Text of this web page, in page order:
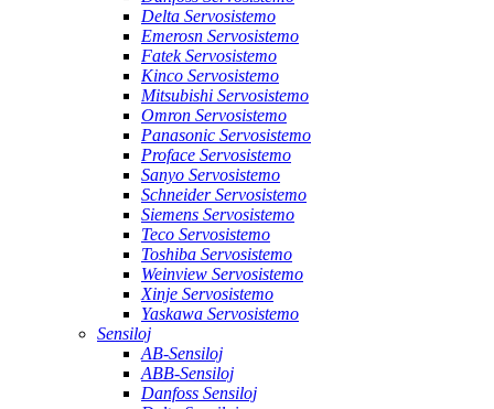
Delta Servosistemo
Emerosn Servosistemo
Fatek Servosistemo
Kinco Servosistemo
Mitsubishi Servosistemo
Omron Servosistemo
Panasonic Servosistemo
Proface Servosistemo
Sanyo Servosistemo
Schneider Servosistemo
Siemens Servosistemo
Teco Servosistemo
Toshiba Servosistemo
Weinview Servosistemo
Xinje Servosistemo
Yaskawa Servosistemo
Sensiloj
AB-Sensiloj
ABB-Sensiloj
Danfoss Sensiloj